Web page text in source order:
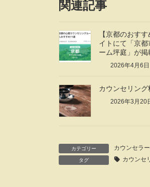
関連記事
【京都のおす
イトにて「京
ーム坪庭」が掲
2026年4月6日
カウンセリン
2026年3月20
カテゴリー カウンセラ
タグ カウンセ